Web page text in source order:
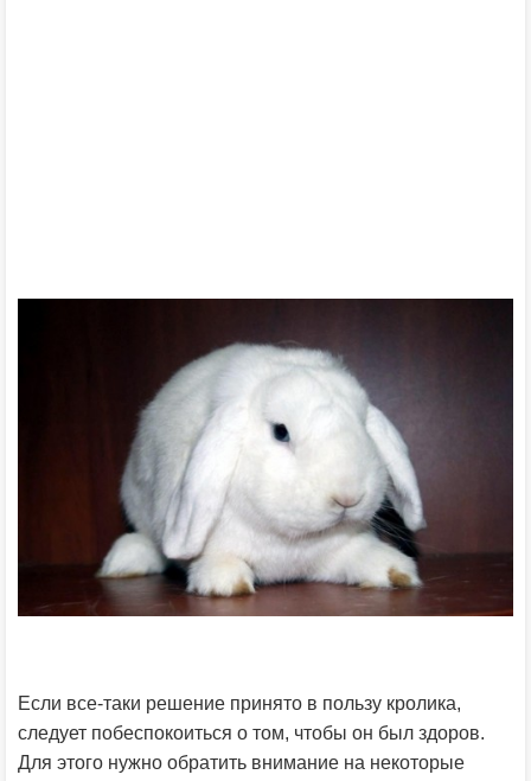
Если все-таки решение принято в пользу кролика,
следует побеспокоиться о том, чтобы он был здоров.
Для этого нужно обратить внимание на некоторые